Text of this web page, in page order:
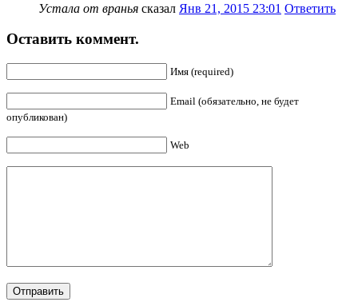
Устала от вранья сказал Янв 21, 2015 23:01 Ответить
Оставить коммент.
Имя (required)
Email (обязательно, не будет
опубликован)
Web